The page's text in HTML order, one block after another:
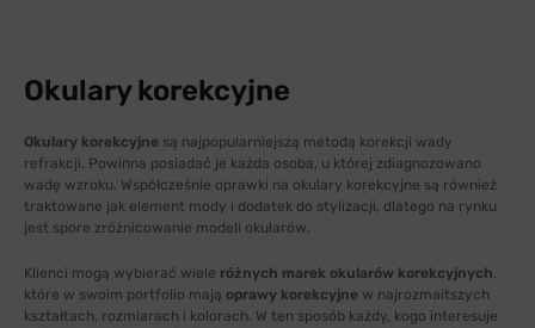
Okulary korekcyjne
Okulary korekcyjne są najpopularniejszą metodą korekcji wady
refrakcji. Powinna posiadać je każda osoba, u której zdiagnozowano
wadę wzroku. Współcześnie oprawki na okulary korekcyjne są również
traktowane jak element mody i dodatek do stylizacji, dlatego na rynku
jest spore zróżnicowanie modeli okularów.
Klienci mogą wybierać wiele różnych marek okularów korekcyjnych,
które w swoim portfolio mają oprawy korekcyjne w najrozmaitszych
kształtach, rozmiarach i kolorach. W ten sposób każdy, kogo interesuje